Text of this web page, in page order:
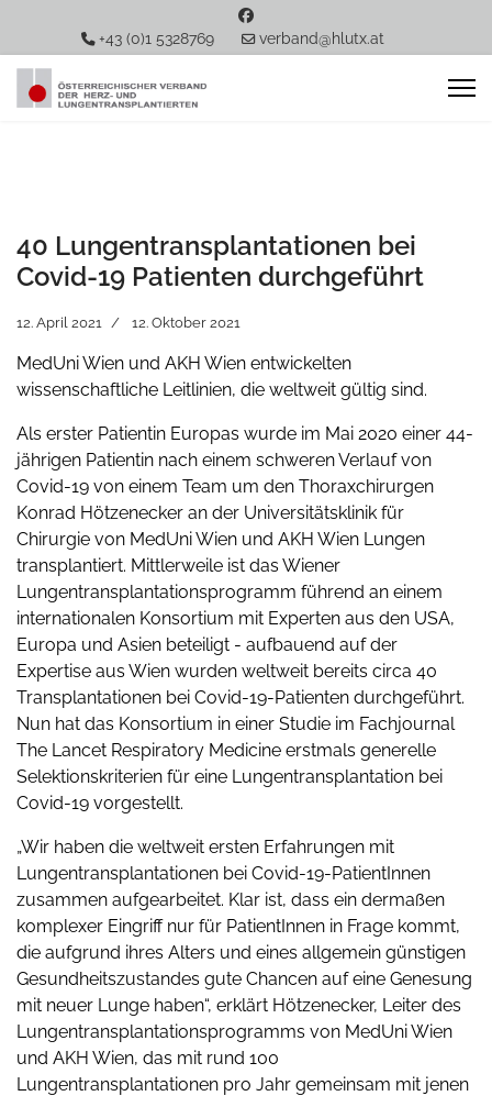
+43 (0)1 5328769 verband@hlutx.at
40 Lungentransplantationen bei
Covid-19 Patienten durchgeführt
12. April 2021 12. Oktober 2021
MedUni Wien und AKH Wien entwickelten
wissenschaftliche Leitlinien, die weltweit gültig sind.
Als erster Patientin Europas wurde im Mai 2020 einer 44-
jährigen Patientin nach einem schweren Verlauf von
Covid-19 von einem Team um den Thoraxchirurgen
Konrad Hötzenecker an der Universitätsklinik für
Chirurgie von MedUni Wien und AKH Wien Lungen
transplantiert. Mittlerweile ist das Wiener
Lungentransplantationsprogramm führend an einem
internationalen Konsortium mit Experten aus den USA,
Europa und Asien beteiligt - aufbauend auf der
Expertise aus Wien wurden weltweit bereits circa 40
Transplantationen bei Covid-19-Patienten durchgeführt.
Nun hat das Konsortium in einer Studie im Fachjournal
The Lancet Respiratory Medicine erstmals generelle
Selektionskriterien für eine Lungentransplantation bei
Covid-19 vorgestellt.
„Wir haben die weltweit ersten Erfahrungen mit
Lungentransplantationen bei Covid-19-PatientInnen
zusammen aufgearbeitet. Klar ist, dass ein dermaßen
komplexer Eingriff nur für PatientInnen in Frage kommt,
die aufgrund ihres Alters und eines allgemein günstigen
Gesundheitszustandes gute Chancen auf eine Genesung
mit neuer Lunge haben“, erklärt Hötzenecker, Leiter des
Lungentransplantationsprogramms von MedUni Wien
und AKH Wien, das mit rund 100
Lungentransplantationen pro Jahr gemeinsam mit jenen